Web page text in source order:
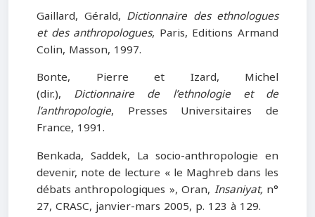
Gaillard, Gérald, Dictionnaire des ethnologues
et des anthropologues, Paris, Editions Armand
Colin, Masson, 1997.
Bonte, Pierre et Izard, Michel
(dir.), Dictionnaire de l’ethnologie et de
l’anthropologie, Presses Universitaires de
France, 1991.
Benkada, Saddek, La socio-anthropologie en
devenir, note de lecture « le Maghreb dans les
débats anthropologiques », Oran, Insaniyat,n°
27, CRASC, janvier-mars 2005, p. 123 à 129.